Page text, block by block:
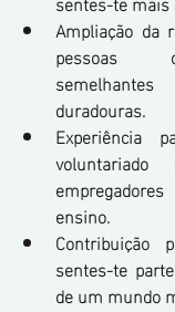
Ampliação da
pessoas
duradouras.
Experiência
ensino.
Contribuição
sentes-te
de um mundo